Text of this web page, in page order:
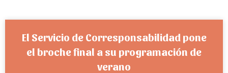
El Servicio de Corresponsabilidad pone
el broche final a su programación de
verano